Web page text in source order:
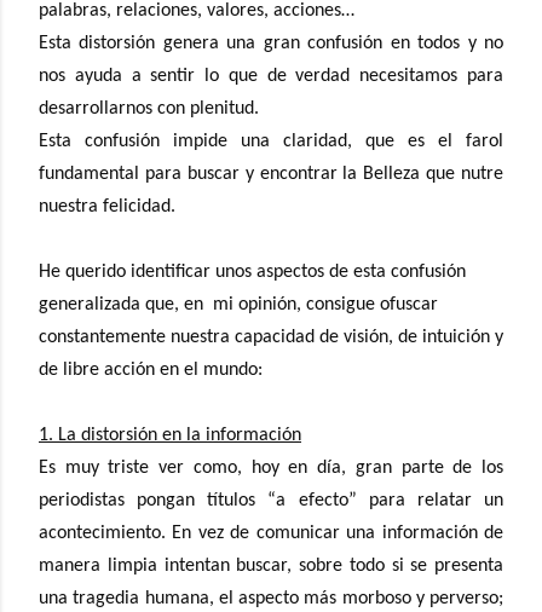
palabras, relaciones, valores, acciones…
Esta distorsión genera una gran confusión en todos y no
nos ayuda a sentir lo que de verdad necesitamos para
desarrollarnos con plenitud.
Esta confusión impide una claridad, que es el farol
fundamental para buscar y encontrar la Belleza que nutre
nuestra felicidad.
He querido identificar unos aspectos de esta confusión
generalizada que, en mi opinión, consigue ofuscar
constantemente nuestra capacidad de visión, de intuición y
de libre acción en el mundo:
1. La distorsión en la información
Es muy triste ver como, hoy en día, gran parte de los
periodistas pongan títulos “a efecto” para relatar un
acontecimiento. En vez de comunicar una información de
manera limpia intentan buscar, sobre todo si se presenta
una tragedia humana, el aspecto más morboso y perverso;